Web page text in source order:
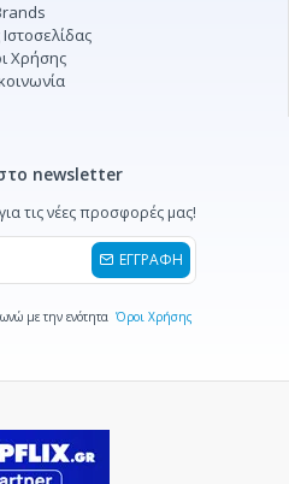
Χρήσης
newsletter
τις νέες προσφορές μας!
ΕΓΓΡΑΦΗ
με την ενότητα Όροι Χρήσης